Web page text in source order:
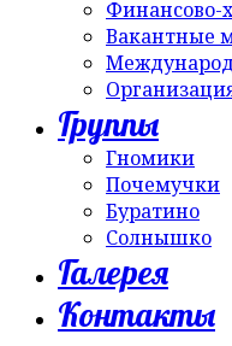
Финансово-
Вакантные
Группы
Гномики
Почемучки
Буратино
Солнышко
Галерея
Контакты